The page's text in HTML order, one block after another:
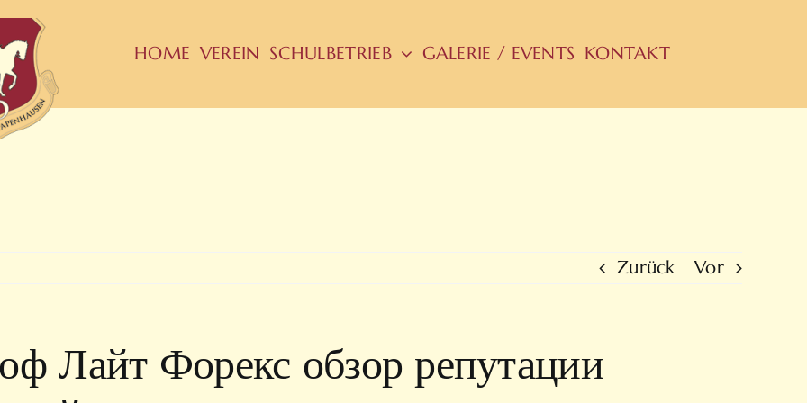
HOME VEREIN SCHULBETRIEB GALERIE / EVENTS KONTAKT
Zurück Vor
Лайт Форекс обзор репутации